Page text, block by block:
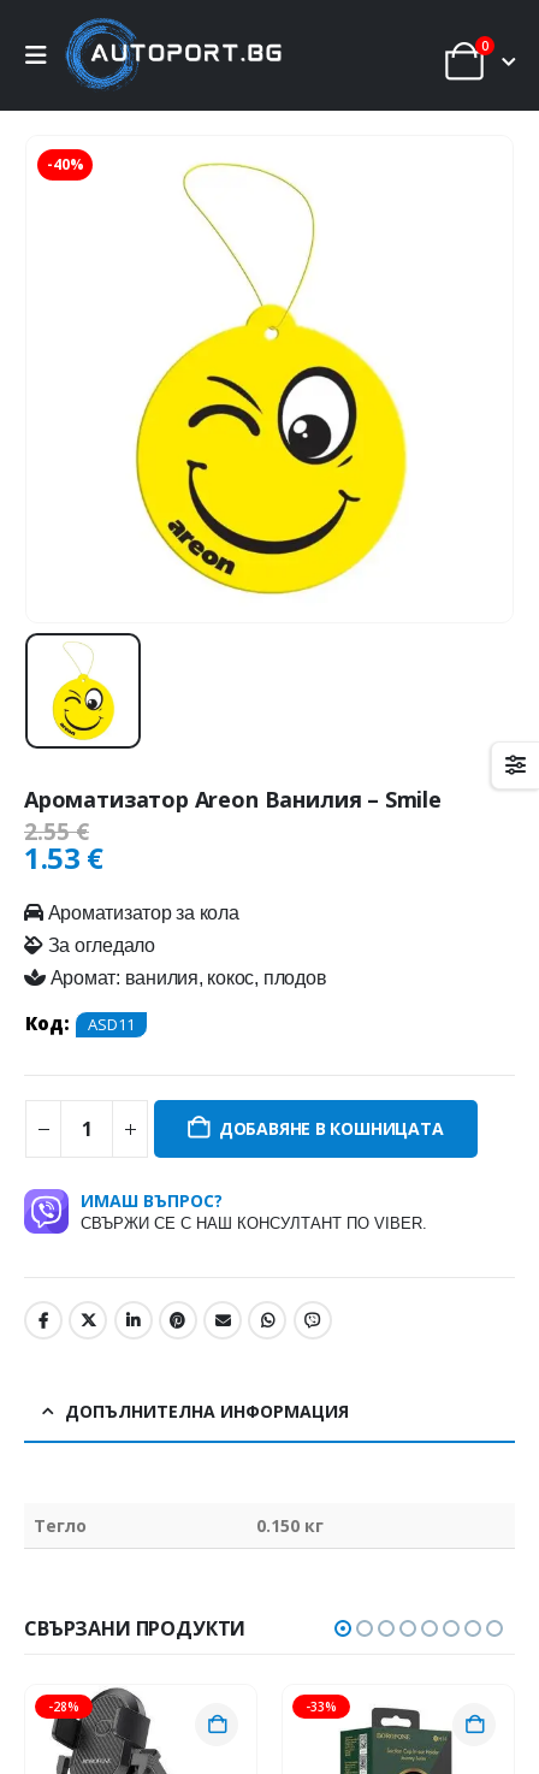
0
-40%
Ароматизатор Areon Ванилия – Smile
2.55€
1.53 €
Ароматизатор за кола
За огледало
Аромат: ванилия, кокос, плодов
Код: ASD11
ДОБАВЯНЕ В КОШНИЦАТА
ИМАШ ВЪПРОС?
СВЪРЖИ СЕ С НАШ КОНСУЛТАНТ ПО VIBER.
ДОПЪЛНИТЕЛНА ИНФОРМАЦИЯ
Тегло 0.150 кг
СВЪРЗАНИ ПРОДУКТИ
-28% -33%